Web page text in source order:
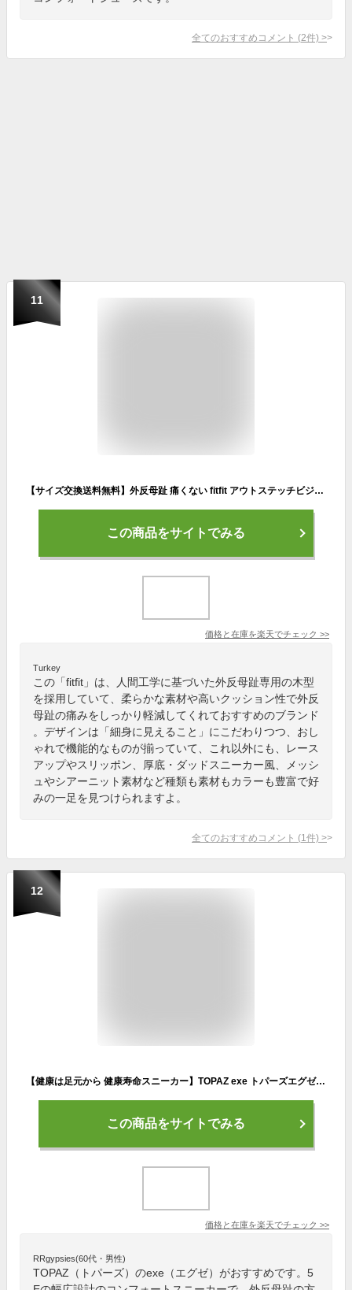
全てのおすすめコメント (2件) >
11
【サイズ交換送料無料】外反母趾 痛くない fitfit アウトステッチビジューレザースニーカー コンフォートシューズ レディース おしゃれ スニーカー 疲れない 走れる 柔らかい 歩きやすい 靴 フィットフィット
この商品をサイトでみる
価格と在庫を楽天でチェック >>
Turkey
この「fitfit」は、人間工学に基づいた外反母趾専用の木型
を採用していて、柔らかな素材や高いクッション性で外反
母趾の痛みをしっかり軽減してくれておすすめのブランド
。デザインは「細身に見えること」にこだわりつつ、おし
ゃれで機能的なものが揃っていて、これ以外にも、レース
アップやスリッポン、厚底・ダッドスニーカー風、メッシ
ュやシアーニット素材など種類も素材もカラーも豊富で好
みの一足を見つけられますよ。
全てのおすすめコメント (1 件) >
12
【健康は足元から 健康寿命スニーカー】TOPAZ exe トパーズエグゼ ウォーキングシューズ レディース 幅広 5E コンフォートシューズ レディース ファスナー 軽量 スニーカー カジュアルシューズ 黒 ブラウン ネイビー 外反母趾 母の日 敬老の日 靴 TZ-1807
この商品をサイトでみる
価格と在庫を楽天でチェック >>
RRgypsies(60代・男性)
TOPAZ（トパーズ）のexe（エグゼ）がおすすめです。5